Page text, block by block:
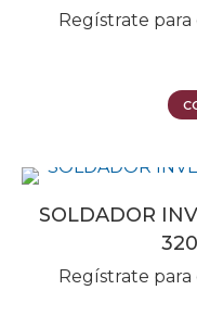
Regístrate
SOLDADOR
Regístrate